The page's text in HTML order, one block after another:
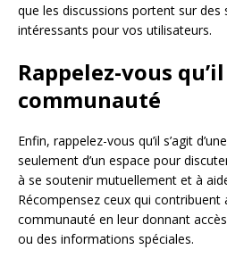
que les discussions portent sur
intéressants pour vos utilisateurs.
Rappelez-vous
communauté
Enfin, rappelez-vous qu’il s’agit
seulement d’un espace pour
à se soutenir mutuellement et à
Récompensez ceux qui contribuent
communauté en leur donnant
ou des informations spéciales.